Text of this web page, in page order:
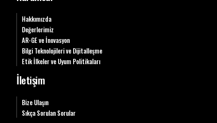
Hakkımızda
Değerlerimiz
AR-GE ve İnovasyon
Bilgi Teknolojileri ve Dijitalleşme
Etik İlkeler ve Uyum Politikaları
İletişim
Bize Ulaşın
Sıkça Sorulan Sorular